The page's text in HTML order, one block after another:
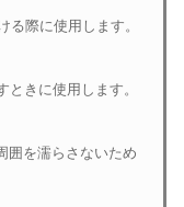
る際に使用します。
きに使用します。
囲を濡らさないため